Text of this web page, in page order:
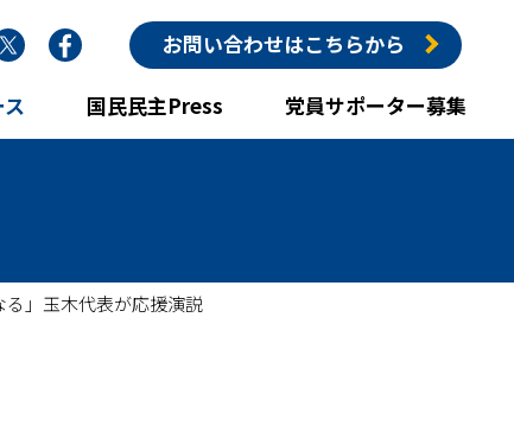
Twitter Facebook お問い合わせはこちらから
国民民主Press 党員サポーター募集
る」玉木代表が応援演説